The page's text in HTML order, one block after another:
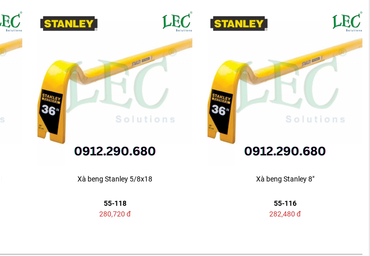
Xà beng Stanley 5/8x18
55-118
280,720 đ
Xà beng Stanley 8"
55-116
282,480 đ